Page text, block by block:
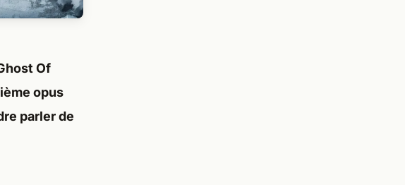
Of
opus
parler de